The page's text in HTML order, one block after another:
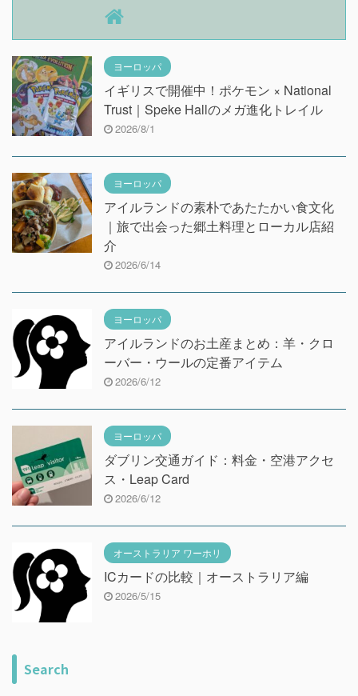
ヨーロッパ
イギリスで開催中！ポケモン × National
Trust｜Speke Hallのメガ進化トレイル
2026/8/1
ヨーロッパ
アイルランドの素朴であたたかい食文化
｜旅で出会った郷土料理とローカル店紹
介
2026/6/14
ヨーロッパ
アイルランドのお土産まとめ：羊・クロ
ーバー・ウールの定番アイテム
2026/6/12
ヨーロッパ
ダブリン交通ガイド：料金・空港アクセ
ス・Leap Card
2026/6/12
オーストラリア ワーホリ
ICカードの比較｜オーストラリア編
2026/5/15
Search